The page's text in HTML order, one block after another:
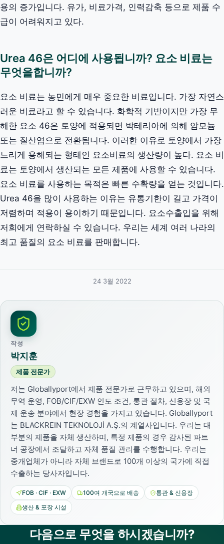
용의 증가입니다. 유가, 비료가격, 인력감축 등으로 제품 수
급이 어려워지고 있다.
Urea 46은 어디에 사용됩니까? 요소 비료는
무엇을합니까?
요소 비료는 농민에게 매우 중요한 비료입니다. 가장 자연스
러운 비료라고 할 수 있습니다. 화학적 기반이지만 가장 무
해한 요소 46은 토양에 적용되면 박테리아에 의해 암모늄
또는 질산염으로 전환됩니다. 이러한 이유로 토양에서 가장
느리게 용해되는 형태인 요소비료의 생산량이 높다. 요소 비
료는 토양에서 생산되는 모든 제품에 사용할 수 있습니다.
요소 비료를 사용하는 목적은 빠른 수확량을 얻는 것입니다.
Urea 46을 많이 사용하는 이유는 유통기한이 길고 가격이
저렴하며 적용이 용이하기 때문입니다. 요소수출입을 위해
저희에게 연락하실 수 있습니다. 우리는 세계 여러 나라의
최고 품질의 요소 비료를 판매합니다.
24 3월 2022
작성
박지훈
제품 전문가
저는 Globallyport에서 제품 전문가로 근무하고 있으며, 해외
무역 운영, FOB/CIF/EXW 인도 조건, 통관 절차, 신용장 및 국
제 운송 분야에서 현장 경험을 가지고 있습니다. Globallyport
는 BLACKREIN TEKNOLOJİ A.Ş.의 계열사입니다. 우리는 대
부분의 제품을 자체 생산하며, 특정 제품의 경우 감사된 파트
너 공장에서 조달하고 자체 품질 관리를 수행합니다. 우리는
중개업체가 아니라 자체 브랜드로 100개 이상의 국가에 직접
수출하는 당사자입니다.
FOB · CIF · EXW 100여 개국으로 배송
통관 & 신용장
생산 & 포장 시설
다음으로 무엇을 하시겠습니까?